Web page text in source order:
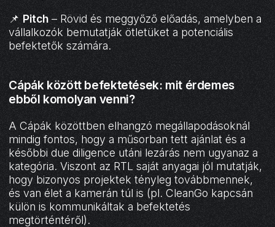
📌 Pitch – Rövid és meggyőző előadás, amelyben a
vállalkozók bemutatják ötletüket a potenciális
befektetők számára.
Cápák között befektetések: mit érdemes
ebből komolyan venni?
A Cápák közöttben elhangzó megállapodásoknál
mindig fontos, hogy a műsorban tett ajánlat és a
későbbi due diligence utáni lezárás nem ugyanaz a
kategória. Viszont az RTL saját anyagai jól mutatják,
hogy bizonyos projektek tényleg továbbmennek,
és van élet a kamerán túl is (pl. CleanGo kapcsán
külön is kommunikáltak a befektetés
megtörténtéről).